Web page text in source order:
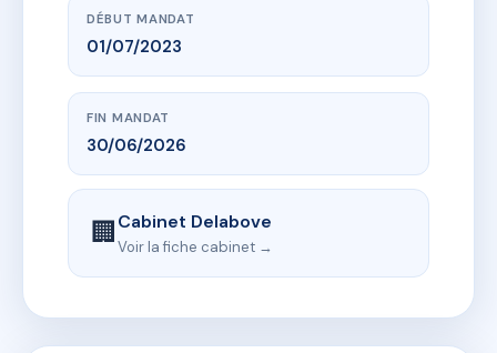
DÉBUT MANDAT
01/07/2023
FIN MANDAT
30/06/2026
🏢Cabinet Delabove
Voir la fiche cabinet →